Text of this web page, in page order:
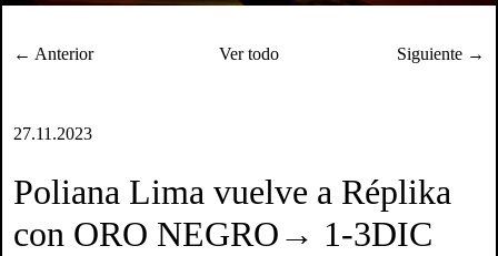
← Anterior Ver todo Siguiente →
27.11.2023
Poliana Lima vuelve a Réplika
con ORO NEGRO→ 1-3DIC